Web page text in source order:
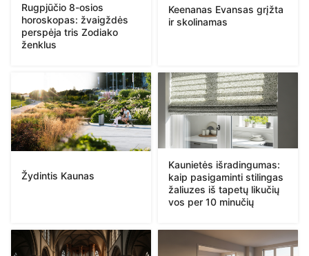
Rugpjūčio 8-osios
horoskopas: žvaigždės
perspėja tris Zodiako
ženklus
Keenanas Evansas grįžta
ir skolinamas
Žydintis Kaunas
Kaunietės išradingumas:
kaip pasigaminti stilingas
žaliuzes iš tapetų likučių
vos per 10 minučių